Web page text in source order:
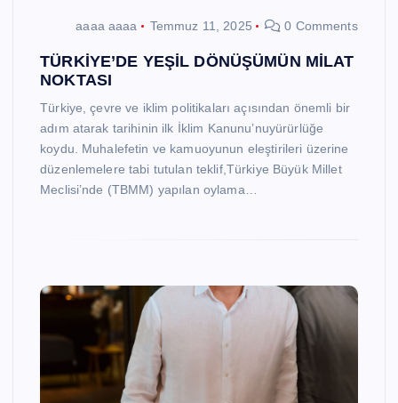
aaaa aaaa Temmuz 11, 2025 0 Comments
TÜRKİYE’DE YEŞİL DÖNÜŞÜMÜN MİLAT
NOKTASI
Türkiye, çevre ve iklim politikaları açısından önemli bir
adım atarak tarihinin ilk İklim Kanunu’nuyürürlüğe
koydu. Muhalefetin ve kamuoyunun eleştirileri üzerine
düzenlemelere tabi tutulan teklif,Türkiye Büyük Millet
Meclisi’nde (TBMM) yapılan oylama…